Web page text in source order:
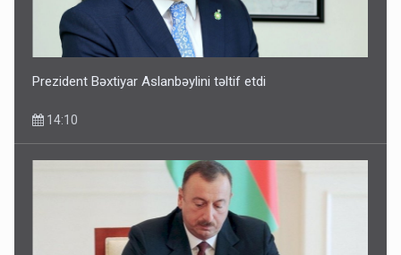
Prezident Bəxtiyar Aslanbəylini təltif etdi
14:10